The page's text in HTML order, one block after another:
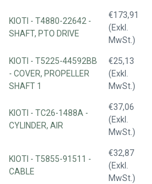
KIOTI - T4880-22642 -
SHAFT, PTO DRIVE
€173,91
(Exkl.
MwSt.)
KIOTI - T5225-44592BB
- COVER, PROPELLER
SHAFT 1
€25,13
(Exkl.
MwSt.)
KIOTI - TC26-1488A -
CYLINDER, AIR
€37,06
(Exkl.
MwSt.)
KIOTI - T5855-91511 -
CABLE
€32,87
(Exkl.
MwSt.)